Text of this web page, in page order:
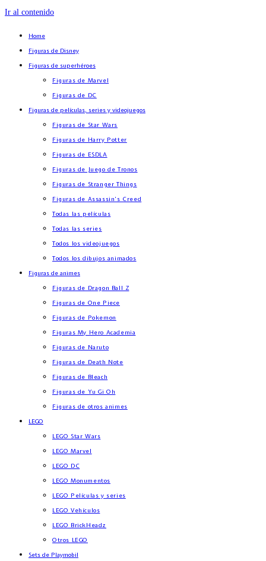
Ir al contenido
Home
Figuras de Disney
Figuras de superhéroes
Figuras de Marvel
Figuras de DC
Figuras de películas, series y videojuegos
Figuras de Star Wars
Figuras de Harry Potter
Figuras de ESDLA
Figuras de Juego de Tronos
Figuras de Stranger Things
Figuras de Assassin’s Creed
Todas las películas
Todas las series
Todos los videojuegos
Todos los dibujos animados
Figuras de animes
Figuras de Dragon Ball Z
Figuras de One Piece
Figuras de Pokemon
Figuras My Hero Academia
Figuras de Naruto
Figuras de Death Note
Figuras de Bleach
Figuras de Yu Gi Oh
Figuras de otros animes
LEGO
LEGO Star Wars
LEGO Marvel
LEGO DC
LEGO Monumentos
LEGO Películas y series
LEGO Vehículos
LEGO BrickHeadz
Otros LEGO
Sets de Playmobil